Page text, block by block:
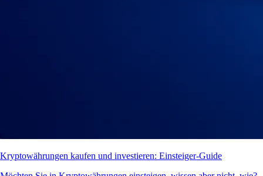
Kryptowährungen kaufen und investieren: Einsteiger-Guide